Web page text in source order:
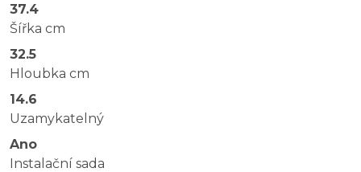
37.4
Šířka cm
32.5
Hloubka cm
14.6
Uzamykatelný
Ano
Instalační sada